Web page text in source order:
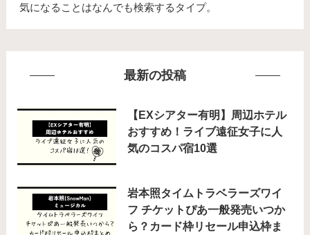
気になることはなんでも検索するタイプ。
最新の投稿
【EXシアター有明】周辺ホテル
おすすめ！ライブ遠征女子に人
気のコスパ宿10選
岩本照タイムトラベラーズワイ
フ チケットぴあ一般発売いつか
ら？カード枠リセール申込枠ま